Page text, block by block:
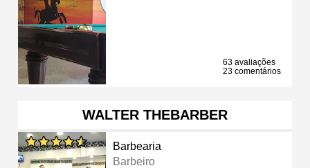
63 avaliações
23 comentários
WALTER THEBARBER
Barbearia
Barbeiro